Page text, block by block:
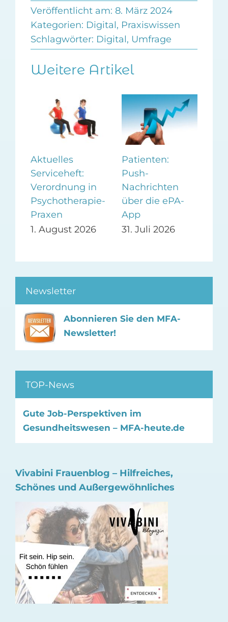
Veröffentlicht am: 8. März 2024
Kategorien: Digital, Praxiswissen
Schlagwörter: Digital, Umfrage
Weitere Artikel
Aktuelles
Serviceheft:
Verordnung in
Psychotherapie-
Praxen
1. August 2026
Patienten:
Push-
Nachrichten
über die ePA-
App
31. Juli 2026
Newsletter
Abonnieren Sie den MFA-
Newsletter!
TOP-News
Gute Job-Perspektiven im
Gesundheitswesen – MFA-heute.de
Vivabini Frauenblog – Hilfreiches,
Schönes und Außergewöhnliches